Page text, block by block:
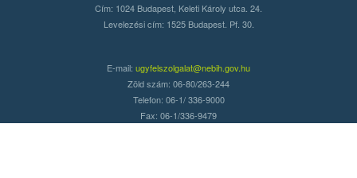
Cím: 1024 Budapest, Keleti Károly utca. 24.
Levelezési cím: 1525 Budapest. Pf. 30.
E-mail: ugyfelszolgalat@nebih.gov.hu
Zöld szám: 06-80/263-244
Telefon: 06-1/ 336-9000
Fax: 06-1/336-9479